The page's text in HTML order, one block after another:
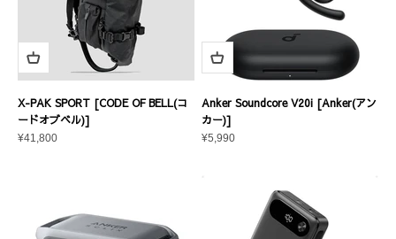
X-PAK SPORT [CODE OF BELL(コ
ードオブベル)]
セール価格
¥41,800
Anker Soundcore V20i [Anker(アン
カー)]
セール価格
¥5,990